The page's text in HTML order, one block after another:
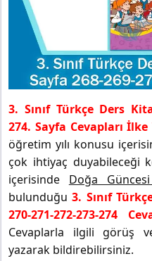
3. Sınıf Türkçe Ders
274. Sayfa Cevapları İlke
öğretim yılı konusu
çok ihtiyaç duyabileceği
içerisinde Doğa
bulunduğu3. Sınıf
270-271-272-273-274
Cevaplarla ilgili görüş
yazarak bildirebilirsiniz.